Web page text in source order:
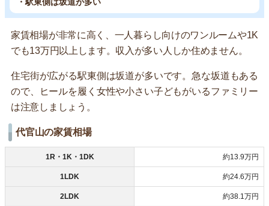
家賃相場が非常に高く、一人暮らし向けのワンルームや1K
でも13万円以上します。収入が多い人しか住めません。
住宅街が広がる駅東側は坂道が多いです。急な坂道もある
ので、ヒールを履く女性や小さい子どもがいるファミリー
は注意しましょう。
代官山の家賃相場
1R・1K・1DK 約13.9万円
1LDK 約24.6万円
2LDK 約38.1万円